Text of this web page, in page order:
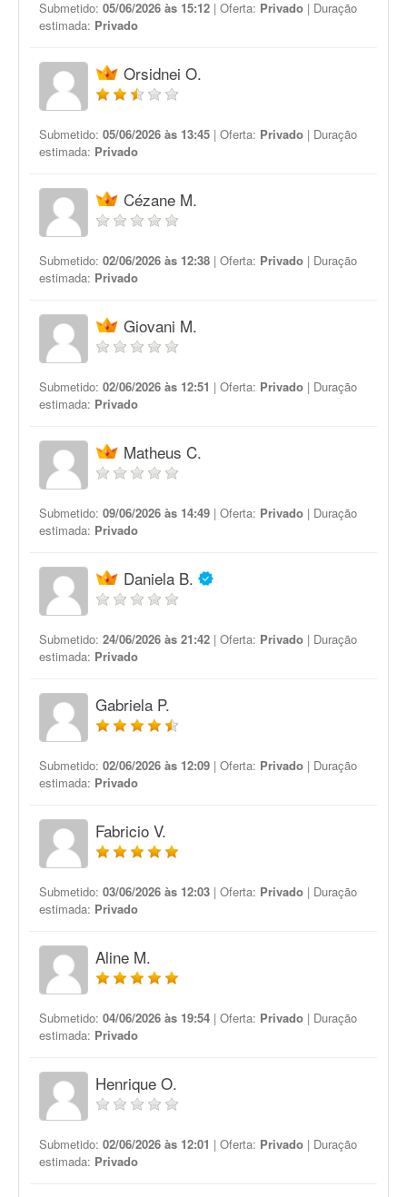
Submetido: 05/06/2026 às 15:12 | Oferta: Privado | Duração
estimada: Privado
Orsidnei O.
Submetido: 05/06/2026 às 13:45 | Oferta: Privado | Duração
estimada: Privado
Cézane M.
Submetido: 02/06/2026 às 12:38 | Oferta: Privado | Duração
estimada: Privado
Giovani M.
Submetido: 02/06/2026 às 12:51 | Oferta: Privado | Duração
estimada: Privado
Matheus C.
Submetido: 09/06/2026 às 14:49 | Oferta: Privado | Duração
estimada: Privado
Daniela B.
Submetido: 24/06/2026 às 21:42 | Oferta: Privado | Duração
estimada: Privado
Gabriela P.
Submetido: 02/06/2026 às 12:09 | Oferta: Privado | Duração
estimada: Privado
Fabricio V.
Submetido: 03/06/2026 às 12:03 | Oferta: Privado | Duração
estimada: Privado
Aline M.
Submetido: 04/06/2026 às 19:54 | Oferta: Privado | Duração
estimada: Privado
Henrique O.
Submetido: 02/06/2026 às 12:01 | Oferta: Privado | Duração
estimada: Privado